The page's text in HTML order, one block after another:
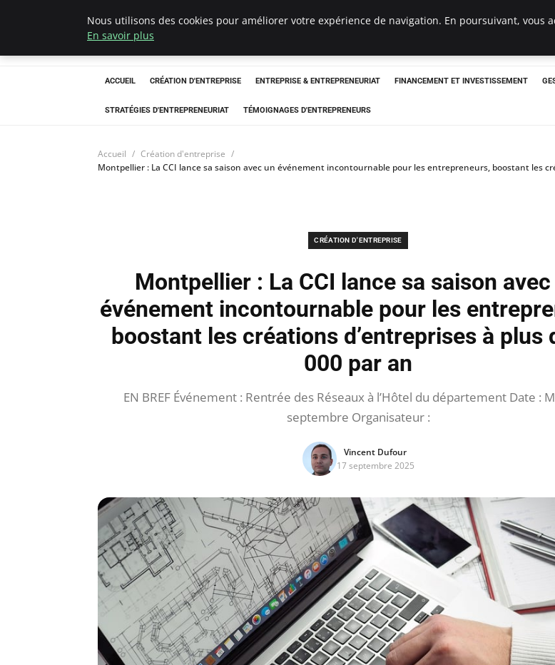
LECFCM
ACCUEIL CRÉATION D'ENTREPRISE ENTREPRISE & ENTREPRENEURIAT FINANCEMENT ET INVESTISSEMENT
STRATÉGIES D'ENTREPRENEURIAT TÉMOIGNAGES D'ENTREPRENEURS
Accueil
Création d'entreprise
Montpellier : La CCI lance sa saison avec un événement incontournable pour les entrepreneurs, boostant les
CRÉATION D'ENTREPRISE
Montpellier : La CCI lance sa saison
événement incontournable pour les
boostant les créations d’entreprises à plus
000 par an
EN BREF Événement : Rentrée des Réseaux à l’Hôtel du département Date :
septembre Organisateur :
Vincent Dufour
17 septembre 2025
Nous utilisons des cookies pour améliorer votre expérience de navigation. En poursuivant, vous
En savoir plus